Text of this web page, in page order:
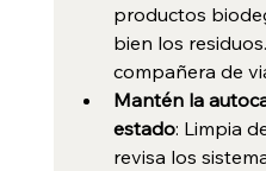
productos
bien los
compañera de
Mantén la
estado: Limpia
revisa los